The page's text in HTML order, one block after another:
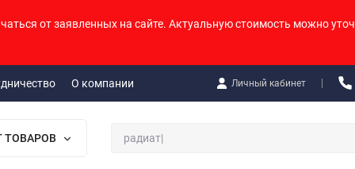
от заявленных на сайте. Актуальную стоимость можно
О компании Личный кабинет
ТОВАРОВ